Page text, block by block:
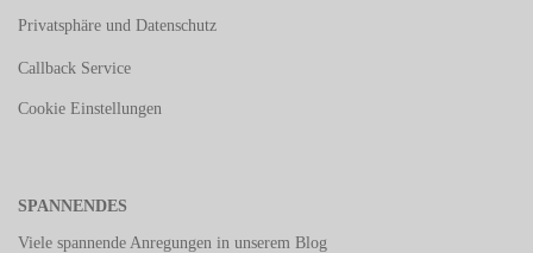
Privatsphäre und Datenschutz
Callback Service
Cookie Einstellungen
SPANNENDES
Viele spannende Anregungen in unserem Blog